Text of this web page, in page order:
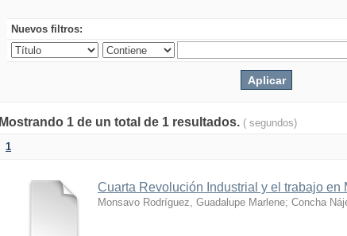
Nuevos filtros:
Mostrando 1 de un total de 1 resultados. ( segundos)
1
Cuarta Revolución Industrial y el trabajo en
Monsavo Rodríguez, Guadalupe Marlene; Concha